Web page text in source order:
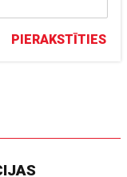
PIERAKSTĪTIES